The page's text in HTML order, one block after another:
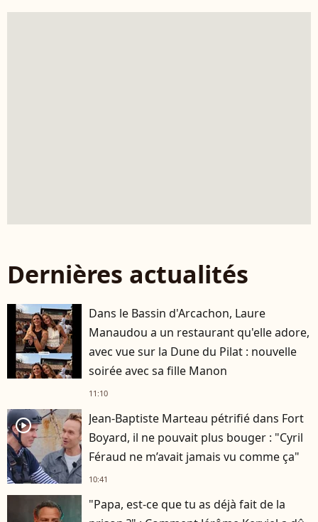
Dernières actualités
Dans le Bassin d'Arcachon, Laure
Manaudou a un restaurant qu'elle adore,
avec vue sur la Dune du Pilat : nouvelle
soirée avec sa fille Manon
11:10
player2
Jean-Baptiste Marteau pétrifié dans Fort
Boyard, il ne pouvait plus bouger : "Cyril
Féraud ne m’avait jamais vu comme ça"
10:41
"Papa, est-ce que tu as déjà fait de la